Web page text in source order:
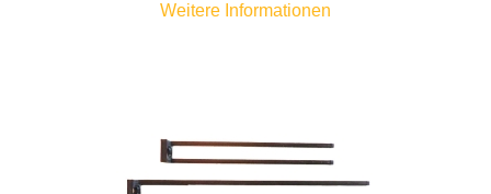
Weitere Informationen